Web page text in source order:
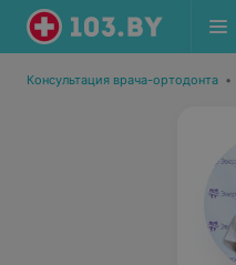
Консультация врача-ортодонта •